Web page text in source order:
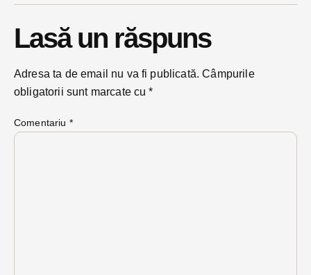
Lasă un răspuns
Adresa ta de email nu va fi publicată. Câmpurile
obligatorii sunt marcate cu*
Comentariu *